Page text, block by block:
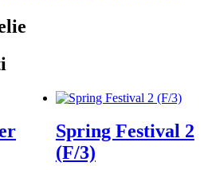
Spring Festival 2
(F/3)